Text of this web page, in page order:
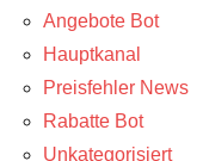
Angebote Bot
Hauptkanal
Preisfehler News
Rabatte Bot
Unkategorisiert